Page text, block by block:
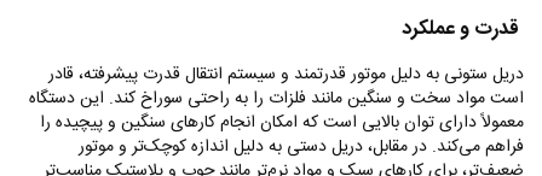
قدرت و عملکرد
دریل ستونی به دلیل موتور قدرتمند و سیستم انتقال قدرت پیشرفته، قادر
است مواد سخت و سنگین مانند فلزات را به راحتی سوراخ کند. این دستگاه
معمولاً دارای توان بالایی است که امکان انجام کارهای سنگین و پیچیده را
فراهم می‌کند. در مقابل، دریل دستی به دلیل اندازه کوچک‌تر و موتور